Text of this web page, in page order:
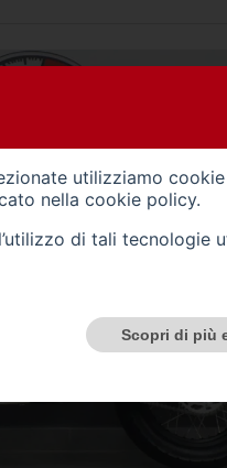
utilizziamo
nella cookie policy.
di tali tecnologie
Scopri di più